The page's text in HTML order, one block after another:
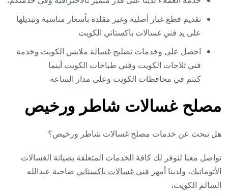
تقديم قطع غيار أصلية وغير مقلدة بأسعار مناسبة وتبديلها
على يد فني غسالات باكستاني الكويت
احصل على وخدمات تصليح غسالة ملابس الكويت وخدمة
فني ثلاجات الكويت وفني طباخات الكويت أينما
كنتم في محافظات الكويت وعلى مدار الساعة
مصلح غسالات شاطر ورخيص
هل تبحث عن خدمات مصلح غسالات شاطر ورخيص؟
تواصل معنا لنوفر لك كافة الخدمات المتعلقة بصيانة الغسالات
الأتوماتيك، ولدينا أمهر فني غسالات باكستاني ضاحية عبدالله
السالم الكويت،